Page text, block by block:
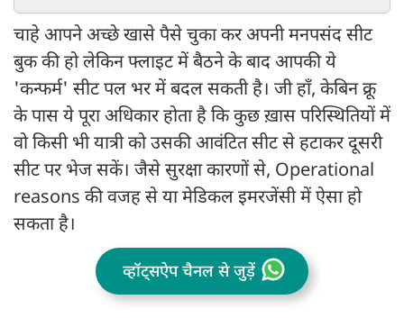
चाहे आपने अच्छे खासे पैसे चुका कर अपनी मनपसंद सीट
बुक की हो लेकिन फ्लाइट में बैठने के बाद आपकी ये
'कन्फर्म' सीट पल भर में बदल सकती है। जी हाँ, केबिन क्रू
के पास ये पूरा अधिकार होता है कि कुछ ख़ास परिस्थितियों में
वो किसी भी यात्री को उसकी आवंटित सीट से हटाकर दूसरी
सीट पर भेज सकें। जैसे सुरक्षा कारणों से, Operational
reasons की वजह से या मेडिकल इमरजेंसी में ऐसा हो
सकता है।
व्हॉट्सऐप चैनल से जुड़ें